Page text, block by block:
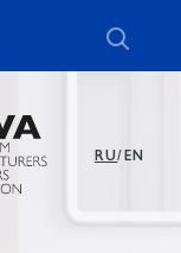
RU/EN